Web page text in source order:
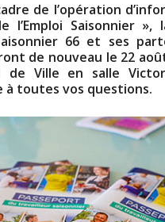
de l’opération
l’Emploi Saisonnier »,
66 et ses
de nouveau le 22
de Ville en salle
à toutes vos questions.